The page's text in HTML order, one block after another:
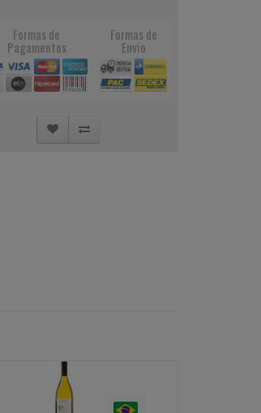
Formas de
Pagamentos
Formas de
Envio